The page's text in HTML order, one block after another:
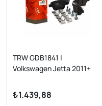
TRW GDB1841 |
Volkswagen Jetta 2011+
Caddy / Golf VI / Leon /
Octavia / A3
₺1.439,88